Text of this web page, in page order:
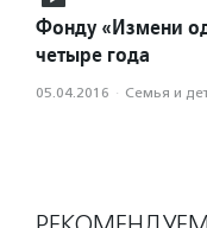
Фонду «Измени
четыре года
05.04.2016 · Семья и